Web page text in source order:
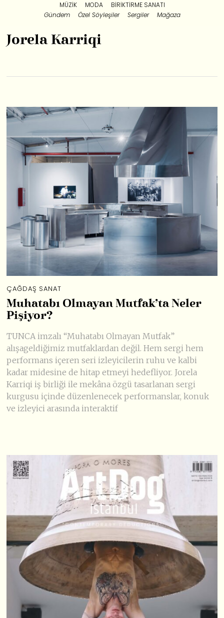
MÜZIK
MODA
BIRIKTIRME SANATI
Gündem
Özel Söyleşiler Sergiler Mağaza
Jorela Karriqi
ÇAĞDAŞ SANAT
Muhatabı Olmayan Mutfak’ta Neler
Pişiyor?
TUNCA imzalı “Muhatabı Olmayan Mutfak”
alışageldiğimiz mutfaklardan değil. Hem sergi hem
performans içeren seri izleyicilerin ruhu ve kalbi
kadar midesine de hitap etmeyi hedefliyor. Jorela
Karriqi iş birliği ile mekâna özgü tasarlanan sergi
kurgusu içinde düzenlenecek performanslar, konuk
ve izleyici arasında interaktif